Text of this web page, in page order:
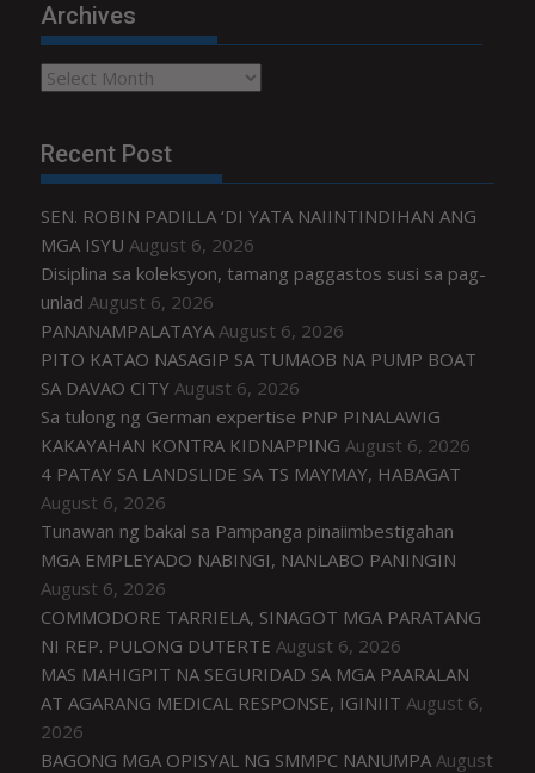
Archives
Archives
Recent Post
SEN. ROBIN PADILLA ‘DI YATA NAIINTINDIHAN ANG
MGA ISYU August 6, 2026
Disiplina sa koleksyon, tamang paggastos susi sa pag-
unlad August 6, 2026
PANANAMPALATAYA August 6, 2026
PITO KATAO NASAGIP SA TUMAOB NA PUMP BOAT
SA DAVAO CITY August 6, 2026
Sa tulong ng German expertise PNP PINALAWIG
KAKAYAHAN KONTRA KIDNAPPING August 6, 2026
4 PATAY SA LANDSLIDE SA TS MAYMAY, HABAGAT
August 6, 2026
Tunawan ng bakal sa Pampanga pinaiimbestigahan
MGA EMPLEYADO NABINGI, NANLABO PANINGIN
August 6, 2026
COMMODORE TARRIELA, SINAGOT MGA PARATANG
NI REP. PULONG DUTERTE August 6, 2026
MAS MAHIGPIT NA SEGURIDAD SA MGA PAARALAN
AT AGARANG MEDICAL RESPONSE, IGINIIT August 6,
2026
BAGONG MGA OPISYAL NG SMMPC NANUMPA August